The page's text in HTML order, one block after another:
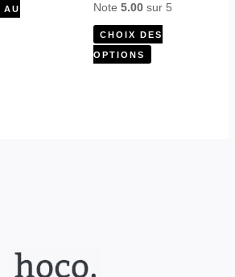
AU Note 5.00sur 5
CHOIX DES
OPTIONS